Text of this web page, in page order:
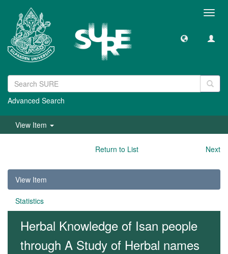
Advanced Search
View Item
Return to List Next
View Item
Statistics
Herbal Knowledge of Isan people
through A Study of Herbal names